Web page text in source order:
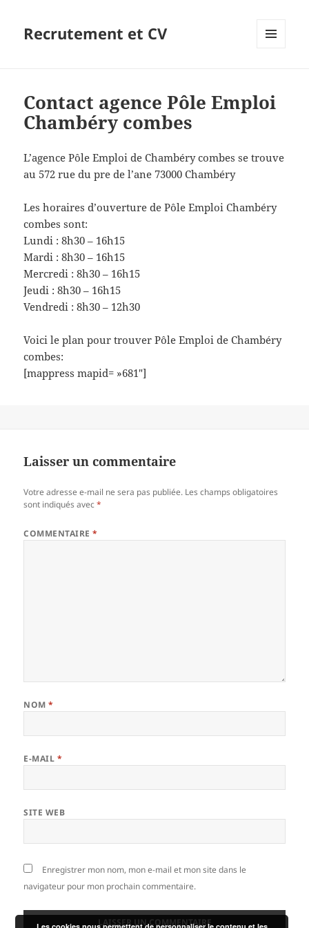
Recrutement et CV
Contact agence Pôle Emploi
Chambéry combes
L’agence Pôle Emploi de Chambéry combes se trouve
au 572 rue du pre de l’ane 73000 Chambéry
Les horaires d’ouverture de Pôle Emploi Chambéry
combes sont:
Lundi : 8h30 – 16h15
Mardi : 8h30 – 16h15
Mercredi : 8h30 – 16h15
Jeudi : 8h30 – 16h15
Vendredi : 8h30 – 12h30
Voici le plan pour trouver Pôle Emploi de Chambéry
combes:
[mappress mapid= »681″]
Laisser un commentaire
Votre adresse e-mail ne sera pas publiée. Les champs obligatoires
sont indiqués avec*
COMMENTAIRE*
NOM*
E-MAIL *
SITE WEB
Enregistrer mon nom, mon e-mail et mon site dans le
navigateur pour mon prochain commentaire.